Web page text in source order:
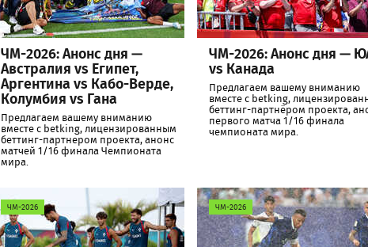
ЧМ-2026: Анонс дня —
Австралия vs Египет,
Аргентина vs Кабо-Верде,
Колумбия vs Гана
Предлагаем вашему вниманию
вместе с betking, лицензированным
беттинг-партнером проекта, анонс
матчей 1/16 финала Чемпионата
мира.
ЧМ-2026: Анонс дня —
vs Канада
Предлагаем вашему вниманию
вместе с betking,
беттинг-партнёром проекта,
первого матча 1/16 финала
чемпионата мира.
ЧМ-2026 ЧМ-2026